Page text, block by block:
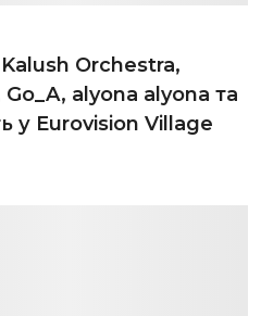
Orchestra,
alyona alyona та
у Eurovision Village